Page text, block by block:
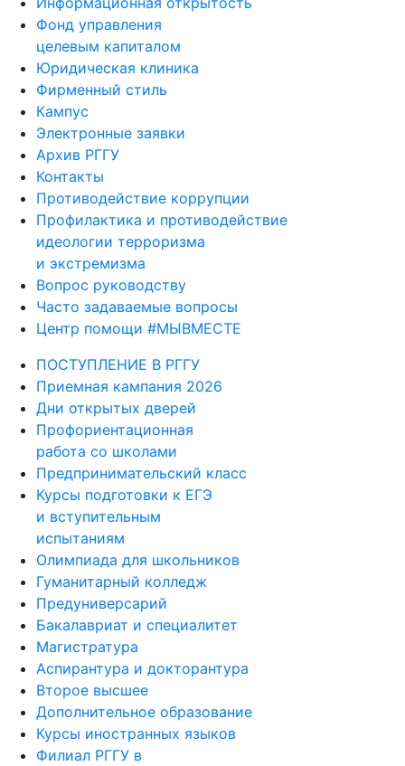
Фонд управления
целевым капиталом
Юридическая клиника
Фирменный стиль
Кампус
Электронные заявки
Архив РГГУ
Контакты
Противодействие коррупции
Профилактика и противодействие
идеологии терроризма
и экстремизма
Вопрос руководству
Часто задаваемые вопросы
Центр помощи #МЫВМЕСТЕ
ПОСТУПЛЕНИЕ В РГГУ
Приемная кампания 2026
Дни открытых дверей
Профориентационная
работа со школами
Предпринимательский класс
Курсы подготовки к ЕГЭ
и вступительным
испытаниям
Олимпиада для школьников
Гуманитарный колледж
Предуниверсарий
Бакалавриат и специалитет
Магистратура
Аспирантура и докторантура
Второе высшее
Дополнительное образование
Курсы иностранных языков
Филиал РГГУ в